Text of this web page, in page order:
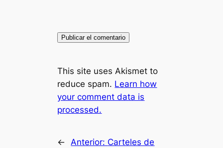
This site uses Akismet to
reduce spam. Learn how
your comment data is
processed.
← Anterior: Carteles de